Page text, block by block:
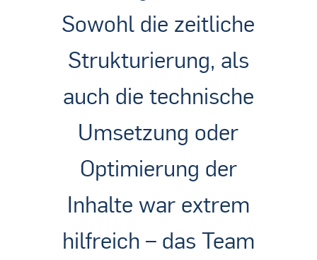
Sowohl die zeitliche
Strukturierung, als
auch die technische
Umsetzung oder
Optimierung der
Inhalte war extrem
hilfreich – das Team